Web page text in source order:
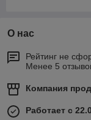
О нас
Рейтинг не
Менее 5
Компания
Работает с